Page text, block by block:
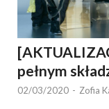
pełnym
02/03/2020 - Zofia